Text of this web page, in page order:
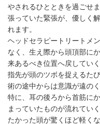
やされるひとときを過ごせ
張っていた緊張が、優しく
れます。
ヘッドセラピートリートメ
なく、生え際から頭頂部に
来あるべき位置へ戻してい
指先が頭のツボを捉えるた
術の途中からは意識が遠の
特に、耳の後ろから首筋に
まっていたものが流れてい
たかった頭が驚くほど軽く